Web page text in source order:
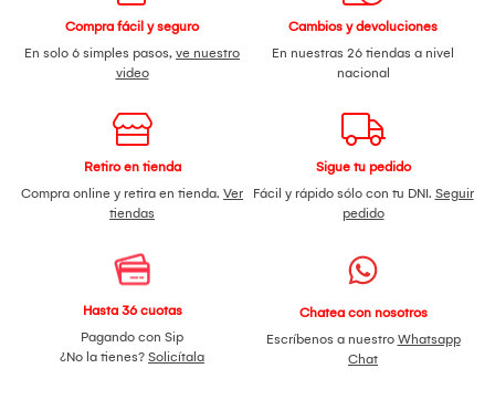
Compra fácil y seguro
En solo 6 simples pasos, ve nuestro
video
Cambios y devoluciones
En nuestras 26 tiendas a nivel
nacional
Retiro en tienda
Compra online y retira en tienda. Ver
tiendas
Sigue tu pedido
Fácil y rápido sólo con tu DNI. Seguir
pedido
Hasta 36 cuotas
Pagando con Sip
¿No la tienes? Solicítala
Chatea con nosotros
Escríbenos a nuestro Whatsapp
Chat